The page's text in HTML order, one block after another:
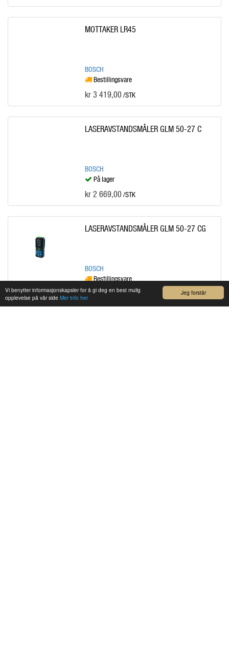
Jeg forstår
Vi benytter informasjonskapsler for å gi deg en best mulig
opplevelse på vår side Mer info her
MOTTAKER LR45
BOSCH
Bestillingsvare
kr 3 419,00 /STK
LASERAVSTANDSMÅLER GLM 50-27 C
BOSCH
På lager
kr 2 669,00 /STK
LASERAVSTANDSMÅLER GLM 50-27 CG
BOSCH
Bestillingsvare
kr 3 169,00/STK